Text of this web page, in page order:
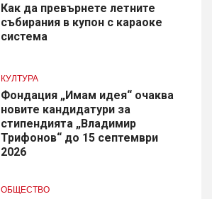
Как да превърнете летните
събирания в купон с караоке
система
КУЛТУРА
Фондация „Имам идея“ очаква
новите кандидатури за
стипендията „Владимир
Трифонов“ до 15 септември
2026
ОБЩЕСТВО